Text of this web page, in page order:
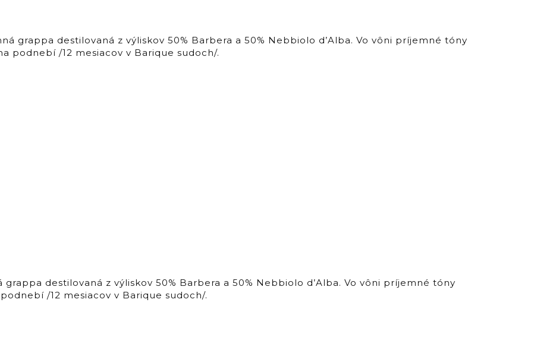
grappa destilovaná z výliskov 50% Barbera a 50% Nebbiolo d’Alba. Vo vôni príjemné tóny
podnebí /12 mesiacov v Barique sudoch/.
grappa destilovaná z výliskov 50% Barbera a 50% Nebbiolo d’Alba. Vo vôni príjemné tóny
/12 mesiacov v Barique sudoch/.